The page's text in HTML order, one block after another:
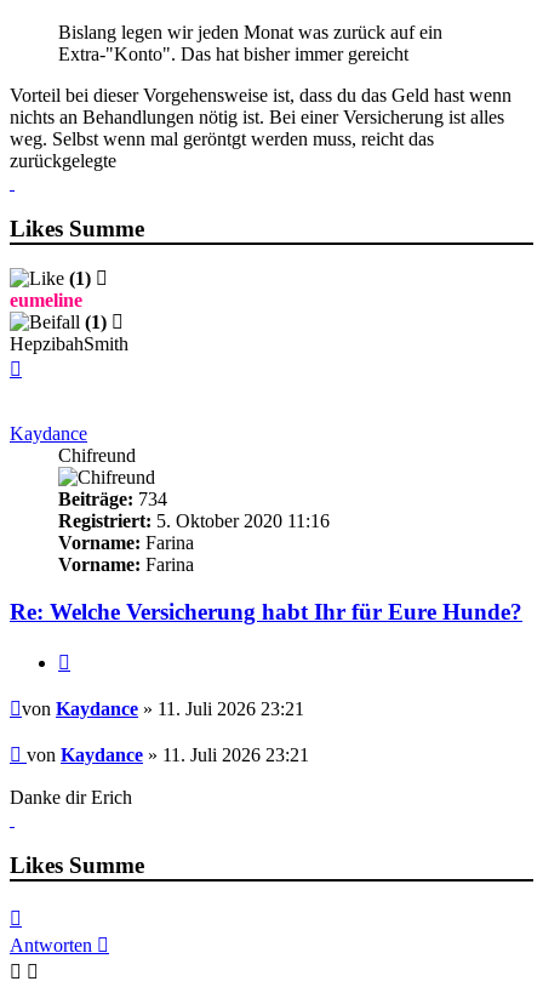
Bislang legen wir jeden Monat was zurück auf ein
Extra-"Konto". Das hat bisher immer gereicht
Vorteil bei dieser Vorgehensweise ist, dass du das Geld hast wenn
nichts an Behandlungen nötig ist. Bei einer Versicherung ist alles
weg. Selbst wenn mal geröntgt werden muss, reicht das
zurückgelegte
Likes Summe
(1)
eumeline
(1)
HepzibahSmith
Kaydance
Chifreund
Beiträge: 734
Registriert: 5. Oktober 2020 11:16
Vorname: Farina
Vorname: Farina
Re: Welche Versicherung habt Ihr für Eure Hunde?
Beitrag
von Kaydance » 11. Juli 2026 23:21
Beitrag
von Kaydance » 11. Juli 2026 23:21
Danke dir Erich
Likes Summe
oben
Antworten